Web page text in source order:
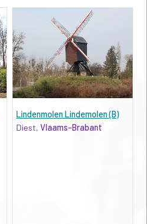
Lindenmolen Lindemolen (B)
Diest,Vlaams-Brabant